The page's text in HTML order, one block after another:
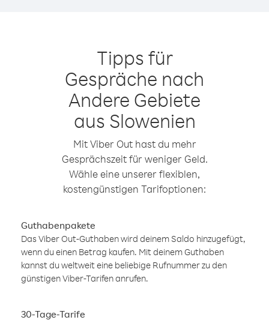
Tipps für
Gespräche nach
Andere Gebiete
aus Slowenien
Mit Viber Out hast du mehr
Gesprächszeit für weniger Geld.
Wähle eine unserer flexiblen,
kostengünstigen Tarifoptionen:
Guthabenpakete
Das Viber Out-Guthaben wird deinem Saldo hinzugefügt,
wenn du einen Betrag kaufen. Mit deinem Guthaben
kannst du weltweit eine beliebige Rufnummer zu den
günstigen Viber-Tarifen anrufen.
30-Tage-Tarife